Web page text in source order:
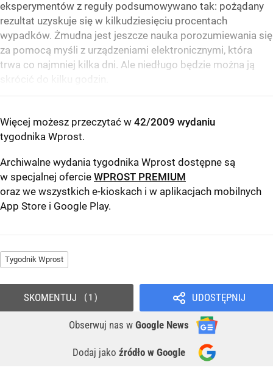
eksperymentów z reguły podsumowywano tak: pożądany
rezultat uzyskuje się w kilkudziesięciu procentach
wypadków. Żmudna jest jeszcze nauka porozumiewania się
za pomocą myśli z urządzeniami elektronicznymi, która
trwa co najmniej kilka dni. Ale niedługo będzie można ją
skrócić do kilku godzin.
Więcej możesz przeczytać w 42/2009 wydaniu
tygodnika Wprost.
Archiwalne wydania tygodnika Wprost dostępne są
w specjalnej ofercie WPROST PREMIUM
oraz we wszystkich e-kioskach i w aplikacjach mobilnych
App Store i Google Play.
Tygodnik Wprost
UDOSTĘPNIJ
Obserwuj nas w Google News
Dodaj jako źródło w Google
SKOMENTUJ 1